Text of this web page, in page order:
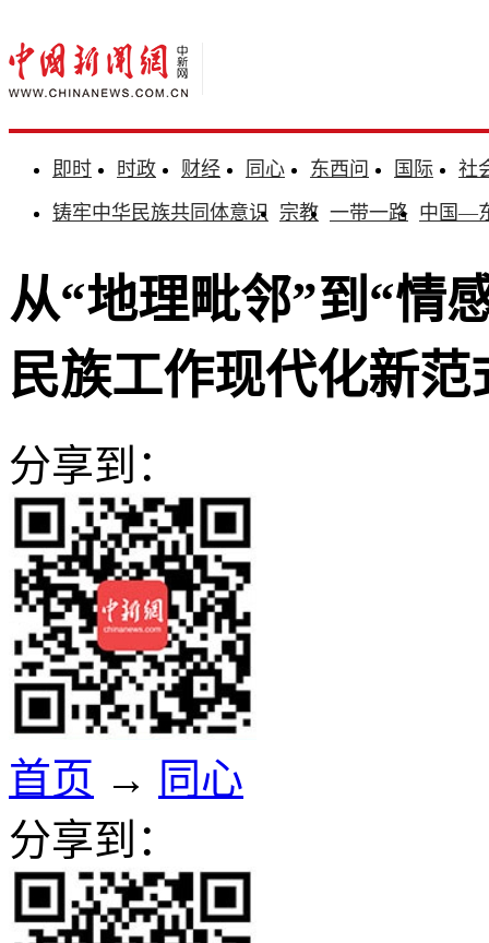
即时 时政 财经 同心 东西问 国际
社
铸牢中华民族共同体意识 宗教 一带一路 中国—
从“地理毗邻”到“情
民族工作现代化新范
分享到：
首页 → 同心
分享到：